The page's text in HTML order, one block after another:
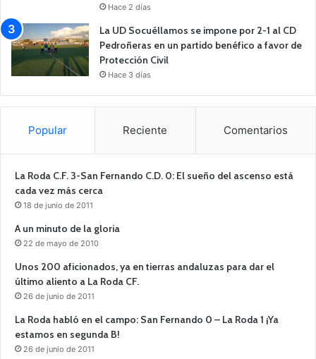
Hace 2 días
La UD Socuéllamos se impone por 2-1 al CD
Pedroñeras en un partido benéfico a favor de
Protección Civil
Hace 3 días
Popular Reciente Comentarios
La Roda C.F. 3-San Fernando C.D. 0: El sueño del ascenso está
cada vez más cerca
18 de junio de 2011
A un minuto de la gloria
22 de mayo de 2010
Unos 200 aficionados, ya en tierras andaluzas para dar el
último aliento a La Roda CF.
26 de junio de 2011
La Roda habló en el campo: San Fernando 0 – La Roda 1 ¡Ya
estamos en segunda B!
26 de junio de 2011